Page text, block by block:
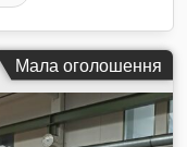
Мала оголошення